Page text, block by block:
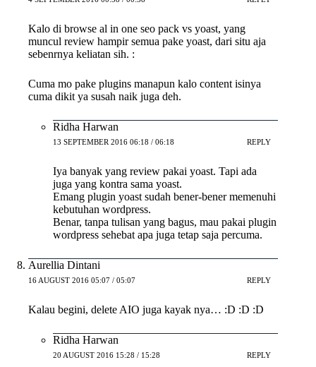
Kalo di browse al in one seo pack vs yoast, yang
muncul review hampir semua pake yoast, dari situ aja
sebenrnya keliatan sih. :
Cuma mo pake plugins manapun kalo content isinya
cuma dikit ya susah naik juga deh.
Ridha Harwan
13 SEPTEMBER 2016 06:18 / 06:18 REPLY
Iya banyak yang review pakai yoast. Tapi ada
juga yang kontra sama yoast.
Emang plugin yoast sudah bener-bener memenuhi
kebutuhan wordpress.
Benar, tanpa tulisan yang bagus, mau pakai plugin
wordpress sehebat apa juga tetap saja percuma.
Aurellia Dintani
16 AUGUST 2016 05:07 / 05:07 REPLY
Kalau begini, delete AIO juga kayak nya… :D :D :D
Ridha Harwan
20 AUGUST 2016 15:28 / 15:28 REPLY